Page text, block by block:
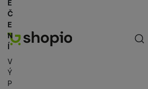
E
Č
E
N
Í
V
Ý
P